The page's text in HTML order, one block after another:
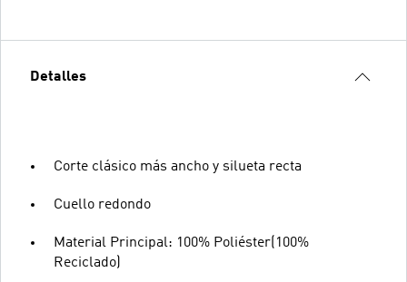
Detalles
Corte clásico más ancho y silueta recta
Cuello redondo
Material Principal: 100% Poliéster(100%
Reciclado)